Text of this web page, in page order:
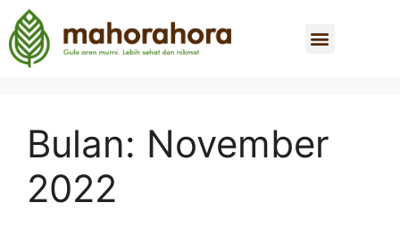
Bulan: November
2022